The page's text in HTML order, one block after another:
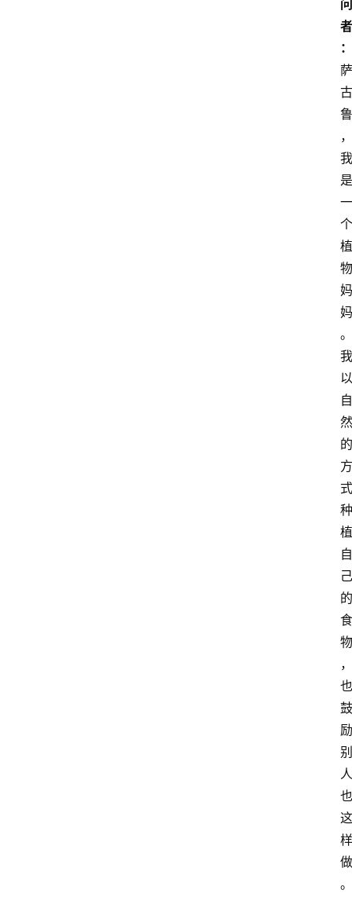
问
者
：
萨
古
鲁
，
我
是
一
个
植
物
妈
妈
。
我
以
自
然
的
方
式
种
植
自
己
的
食
物
，
也
鼓
励
别
人
也
这
样
做
。